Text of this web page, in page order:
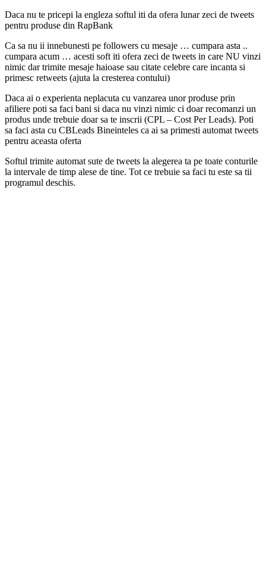
Daca nu te pricepi la engleza softul iti da ofera lunar zeci de tweets
pentru produse din RapBank
Ca sa nu ii innebunesti pe followers cu mesaje … cumpara asta ..
cumpara acum … acesti soft iti ofera zeci de tweets in care NU vinzi
nimic dar trimite mesaje haioase sau citate celebre care incanta si
primesc retweets (ajuta la cresterea contului)
Daca ai o experienta neplacuta cu vanzarea unor produse prin
afiliere poti sa faci bani si daca nu vinzi nimic ci doar recomanzi un
produs unde trebuie doar sa te inscrii (CPL – Cost Per Leads). Poti
sa faci asta cu CBLeads Bineinteles ca ai sa primesti automat tweets
pentru aceasta oferta
Softul trimite automat sute de tweets la alegerea ta pe toate conturile
la intervale de timp alese de tine. Tot ce trebuie sa faci tu este sa tii
programul deschis.